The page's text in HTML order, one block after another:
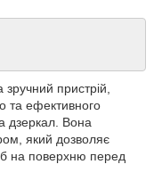
пристрій,
та ефективного
дзеркал. Вона
який дозволяє
на поверхню перед